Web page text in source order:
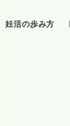
妊活の歩み方